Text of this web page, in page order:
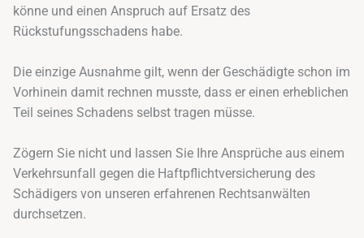
könne und einen Anspruch auf Ersatz des
Rückstufungsschadens habe.
Die einzige Ausnahme gilt, wenn der Geschädigte schon im
Vorhinein damit rechnen musste, dass er einen erheblichen
Teil seines Schadens selbst tragen müsse.
Zögern Sie nicht und lassen Sie Ihre Ansprüche aus einem
Verkehrsunfall gegen die Haftpflichtversicherung des
Schädigers von unseren erfahrenen Rechtsanwälten
durchsetzen.